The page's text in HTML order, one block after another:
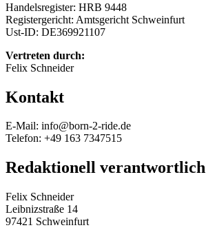
Handelsregister: HRB 9448
Registergericht: Amtsgericht Schweinfurt
Ust-ID: DE369921107
Vertreten durch:
Felix Schneider
Kontakt
E-Mail: info@born-2-ride.de
Telefon: +49 163 7347515
Redaktionell verantwortlich
Felix Schneider
Leibnizstraße 14
97421 Schweinfurt